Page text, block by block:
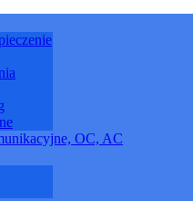
OC, AC